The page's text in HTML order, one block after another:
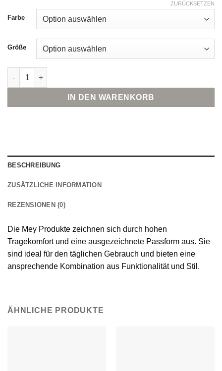
Farbe
Größe
ZURÜCKSETZEN
Mey Top Menge
IN DEN WARENKORB
BESCHREIBUNG
ZUSÄTZLICHE INFORMATION
REZENSIONEN (0)
Die Mey Produkte zeichnen sich durch hohen
Tragekomfort und eine ausgezeichnete Passform aus. Sie
sind ideal für den täglichen Gebrauch und bieten eine
ansprechende Kombination aus Funktionalität und Stil.
ÄHNLICHE PRODUKTE